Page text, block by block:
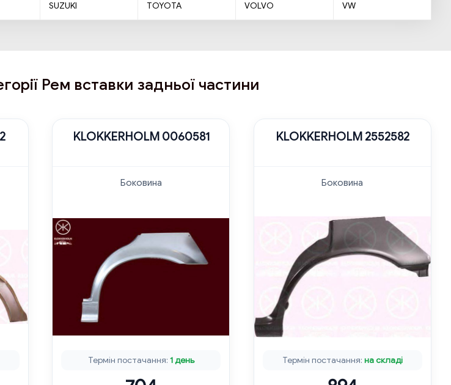
SUZUKI TOYOTA VOLVO VW
Рем вставки задньої частини
KLOKKERHOLM 0060581
Боковина
Термін постачання: 1 день
KLOKKERHOLM 2552582
Боковина
Термін постачання: на складі